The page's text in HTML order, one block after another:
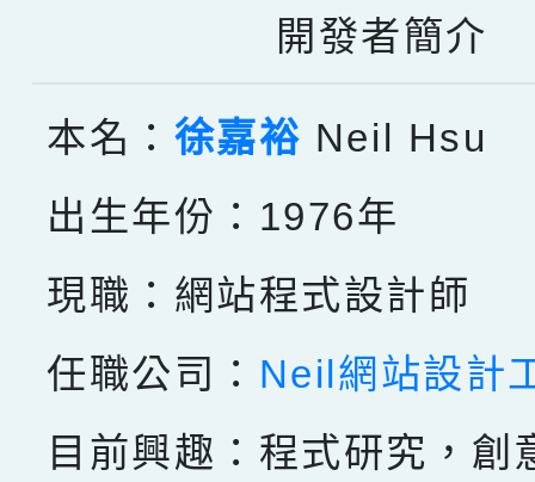
臺灣台語-第二名
市賽榮獲科學小創客佳
開發者簡介
本名： 徐嘉裕 Neil Hsu
出生年份：1976年
現職：網站程式設計師
任職公司： Neil網站設計
目前興趣：程式研究，創